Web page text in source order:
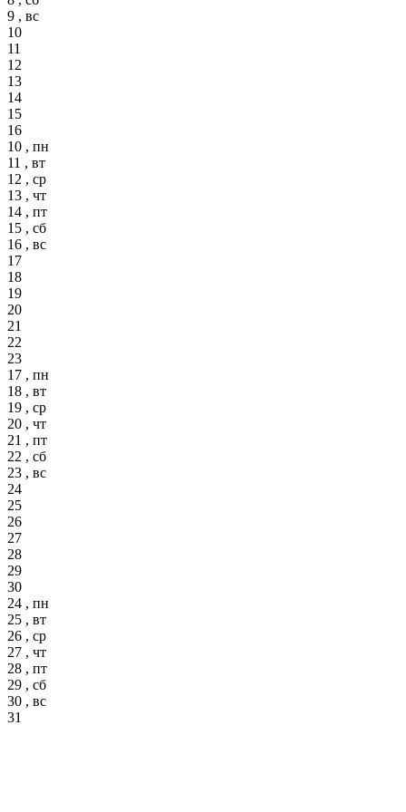
9 , вс
10
11
12
13
14
15
16
10 , пн
11 , вт
12 , ср
13 , чт
14 , пт
15 , сб
16 , вс
17
18
19
20
21
22
23
17 , пн
18 , вт
19 , ср
20 , чт
21 , пт
22 , сб
23 , вс
24
25
26
27
28
29
30
24 , пн
25 , вт
26 , ср
27 , чт
28 , пт
29 , сб
30 , вс
31